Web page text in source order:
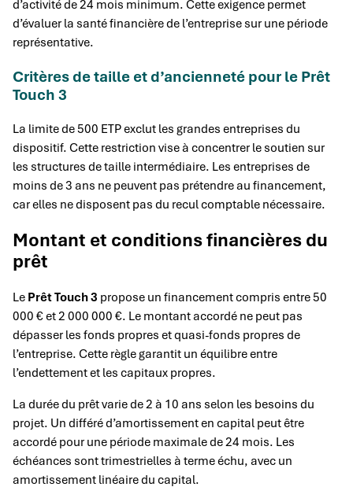
d’activité de 24 mois minimum. Cette exigence permet
d’évaluer la santé financière de l’entreprise sur une période
représentative.
Critères de taille et d’ancienneté pour le Prêt
Touch 3
La limite de 500 ETP exclut les grandes entreprises du
dispositif. Cette restriction vise à concentrer le soutien sur
les structures de taille intermédiaire. Les entreprises de
moins de 3 ans ne peuvent pas prétendre au financement,
car elles ne disposent pas du recul comptable nécessaire.
Montant et conditions financières du
prêt
Le Prêt Touch 3 propose un financement compris entre 50
000 € et 2 000 000 €. Le montant accordé ne peut pas
dépasser les fonds propres et quasi-fonds propres de
l’entreprise. Cette règle garantit un équilibre entre
l’endettement et les capitaux propres.
La durée du prêt varie de 2 à 10 ans selon les besoins du
projet. Un différé d’amortissement en capital peut être
accordé pour une période maximale de 24 mois. Les
échéances sont trimestrielles à terme échu, avec un
amortissement linéaire du capital.